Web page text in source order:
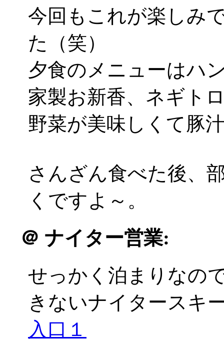
今回もこれが楽しみ
た（笑）
夕食のメニューはハ
家製お新香、ネギト
野菜が美味しくて豚
さんざん食べた後、
くですよ～。
＠ ナイター営業:
せっかく泊まりなの
きないナイタースキ
入口１